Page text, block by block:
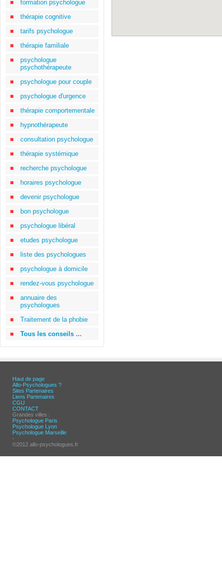
formation psychologue
thérapie cognitive
tarifs psychologue
thérapie familiale
psychologue
psychothérapeute
psychologue pour couple
psychologue d'urgence
thérapie comportementale
hypnothérapeute
consultation psychologue
thérapie systémique
recherche psychologue
horaires psychologue
devenir psychologue
bon psychologue
psychologue libéral
etudes psychologue
liste des psychologues
psychologue à domicile
rendez-vous psychologue
annuaire des
psychologues
Traitement de la phobie
Tous les conseils ...
Haut de page
Allo-Psychologues ?
Sites Partenaires
Liens Partenaires
CGU
CONTACT
Grandes villes :
Psychologue Paris
Psychologue Lyon
Psychologue Marseille
-
©2012 allo-psychologues.fr